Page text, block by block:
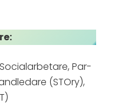
Par-
(STOry),